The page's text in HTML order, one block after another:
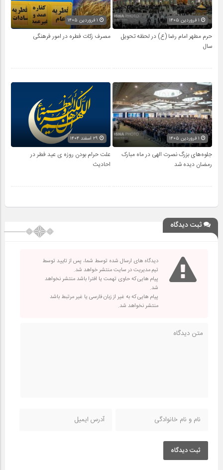
حرم مطهر امام رضا (ع) در لحظه تحویل
سال
مصرف زکات فطره در امور فرهنگی
جلوه‌های بزرگ نصرت الهی در ماه مبارک
رمضان دیده شد
علت حرام بودن روزه ی عید فطر در
احادیث
ثبت دیدگاه
دیدگاه های ارسال شده توسط شما، پس از تایید توسط
تیم مدیریت در سایت منتشر خواهد شد.
پیام هایی که حاوی تهمت یا افترا باشد منتشر نخواهد
شد.
پیام هایی که به غیر از زبان فارسی یا غیر مرتبط باشد
منتشر نخواهد شد.
ثبت دیدگاه